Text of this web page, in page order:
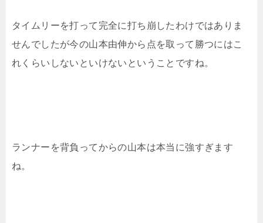
タイムリーを打って完全に打ち崩したわけではありま
せんでしたが今の山本由伸から点を取って勝つにはこ
れくらいしないといけないということですね。
ランナーを背負ってからの山本は本当に強すぎます
ね。